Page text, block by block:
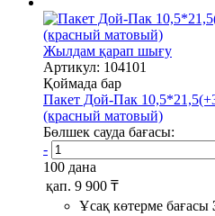
Жылдам қарап шығу
Артикул: 104101
Қоймада бар
Пакет Дой-Пак
(красный матовый)
Бөлшек сауда бағасы:
-
100 дана
қап. 9 900 ₸
Ұсақ көтерме бағасы